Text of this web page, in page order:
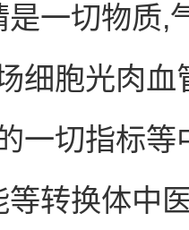
一切物质,
细胞光肉
一切指标
转换体中